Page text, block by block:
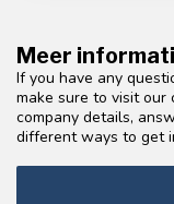
Meer
If you have any
make sure to visit our
company details,
different ways to get